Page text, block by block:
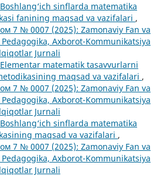
Boshlang‘ich sinflarda matematika
fanining maqsad va vazifalari ,
7 № 0007 (2025): Zamonaviy Fan va
Axborot-Kommunikatsiya
Jurnali
Elementar matematik tasavvurlarni
maqsad va vazifalari ,
7 № 0007 (2025): Zamonaviy Fan va
Axborot-Kommunikatsiya
Jurnali
Boshlang‘ich sinflarda matematika
maqsad va vazifalari ,
7 № 0007 (2025): Zamonaviy Fan va
Axborot-Kommunikatsiya
Jurnali